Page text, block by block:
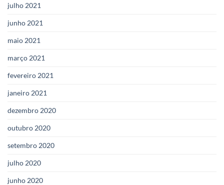
julho 2021
junho 2021
maio 2021
março 2021
fevereiro 2021
janeiro 2021
dezembro 2020
outubro 2020
setembro 2020
julho 2020
junho 2020